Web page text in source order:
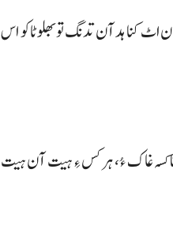
اٹ کنا ہد آن تدنگ تو بھلو ٹاکو اس
کسہ غاک ءُ، ہرکس ءِ ہیت آن ہیت